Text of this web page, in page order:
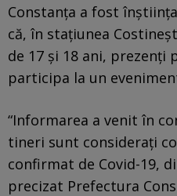
Constanţa a fost
că, în staţiunea
de 17 şi 18 ani,
participa la un
“Informarea a venit în
tineri sunt consideraţi
confirmat de Covid-19,
precizat Prefectura